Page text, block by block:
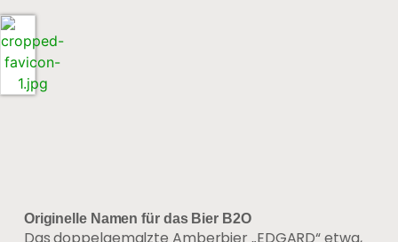
Originelle Namen für das Bier B2O